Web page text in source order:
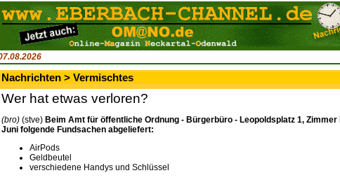
Nachrichten > Vermischtes
Wer hat etwas verloren?
(bro) (stve) Beim Amt für öffentliche Ordnung - Bürgerbüro - Leopoldsplatz 1, Zimmer
Juni folgende Fundsachen abgeliefert:
AirPods
Geldbeutel
verschiedene Handys und Schlüssel